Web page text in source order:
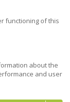
nadzornega
družb.
ZNS
functioning of this
about the
and user